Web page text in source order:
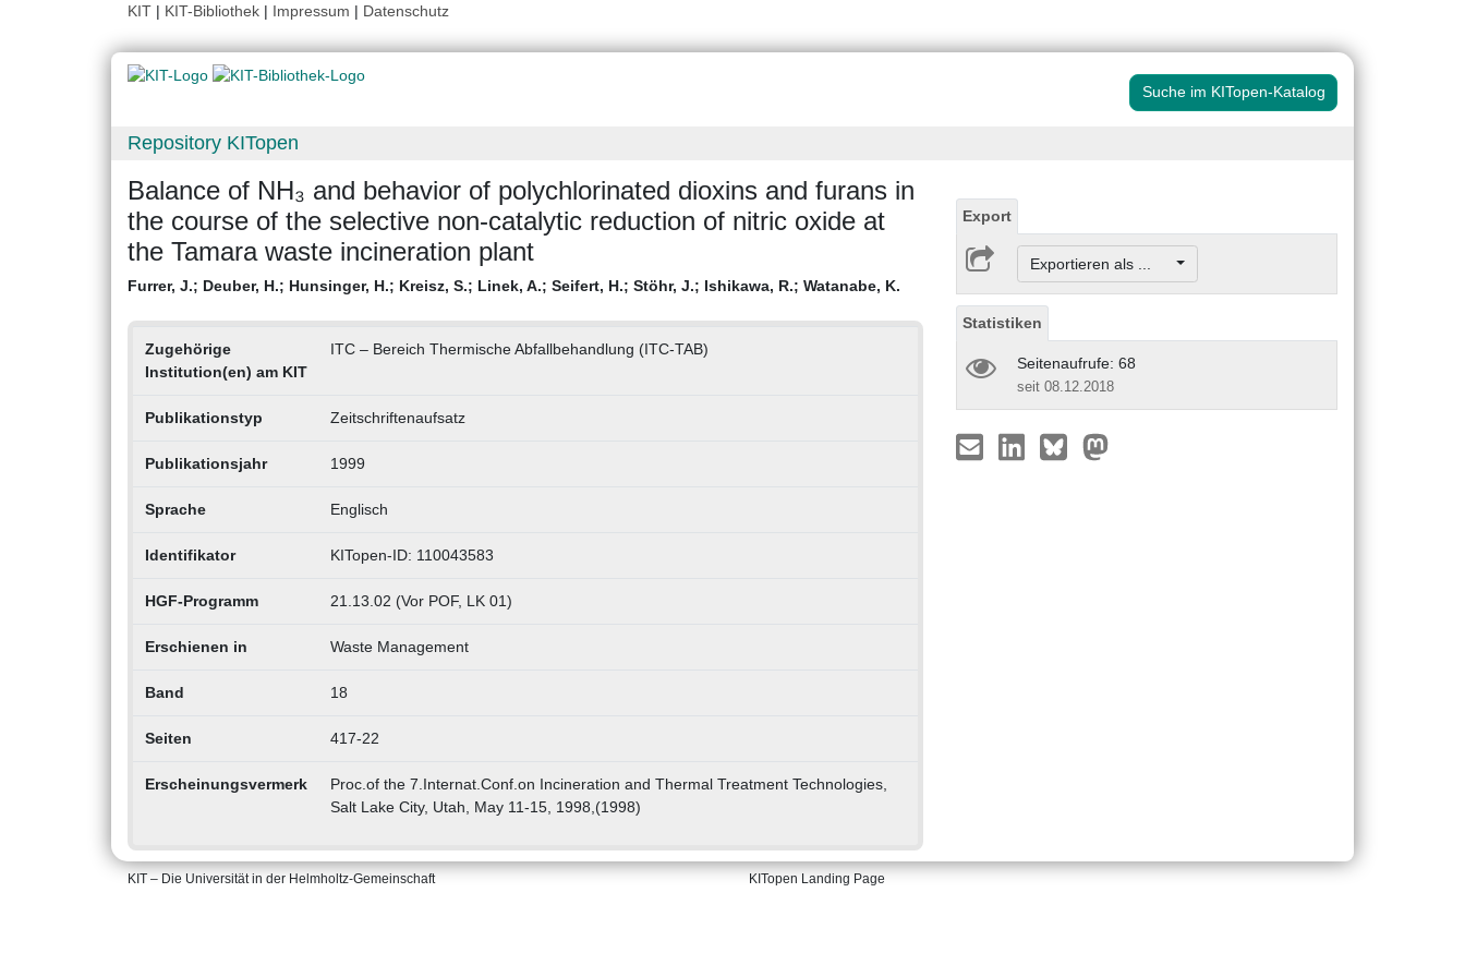
KIT | KIT-Bibliothek | Impressum | Datenschutz
Suche im KITopen-Katalog
Repository KITopen
Balance of NH₃ and behavior of polychlorinated dioxins and furans in
the course of the selective non-catalytic reduction of nitric oxide at
the Tamara waste incineration plant
Furrer, J.; Deuber, H.; Hunsinger, H.; Kreisz, S.; Linek, A.; Seifert, H.; Stöhr, J.; Ishikawa, R.; Watanabe, K.
Zugehörige
Institution(en) am KIT
ITC – Bereich Thermische Abfallbehandlung (ITC-TAB)
Publikationstyp Zeitschriftenaufsatz
Publikationsjahr 1999
Sprache Englisch
Identifikator KITopen-ID: 110043583
HGF-Programm 21.13.02 (Vor POF, LK 01)
Erschienen in Waste Management
Band 18
Seiten 417-22
Erscheinungsvermerk
Proc.of the 7.Internat.Conf.on Incineration and Thermal Treatment Technologies,
Salt Lake City, Utah, May 11-15, 1998,(1998)
Export
Exportieren als ...
Statistiken
Seitenaufrufe: 68
seit 08.12.2018
KIT – Die Universität in der Helmholtz-Gemeinschaft KITopen Landing Page